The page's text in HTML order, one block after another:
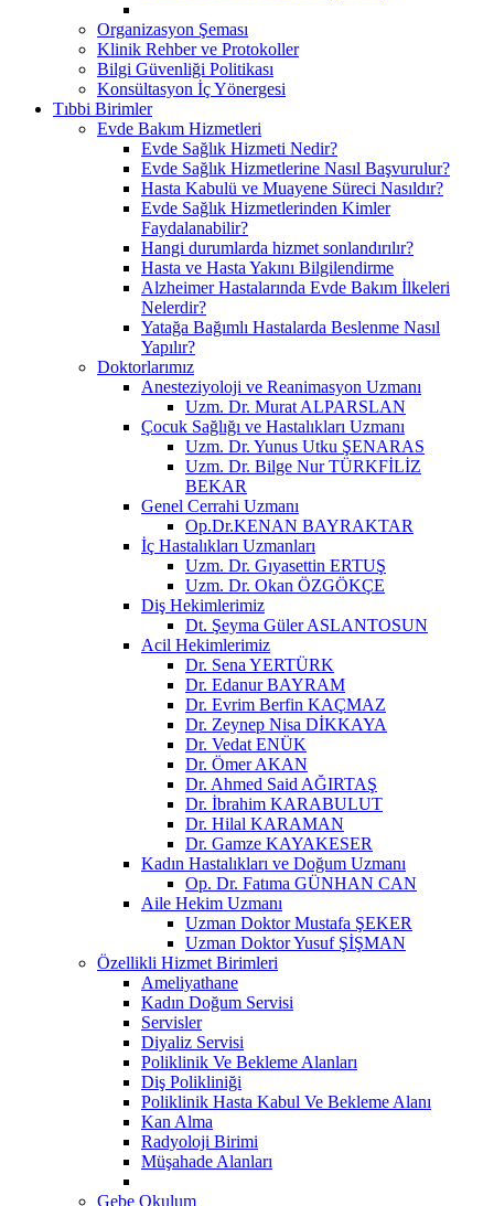
Organizasyon Şeması
Klinik Rehber ve Protokoller
Bilgi Güvenliği Politikası
Konsültasyon İç Yönergesi
Tıbbi Birimler
Evde Bakım Hizmetleri
Evde Sağlık Hizmeti Nedir?
Evde Sağlık Hizmetlerine Nasıl Başvurulur?
Hasta Kabulü ve Muayene Süreci Nasıldır?
Evde Sağlık Hizmetlerinden Kimler
Faydalanabilir?
Hangi durumlarda hizmet sonlandırılır?
Hasta ve Hasta Yakını Bilgilendirme
Alzheimer Hastalarında Evde Bakım İlkeleri
Nelerdir?
Yatağa Bağımlı Hastalarda Beslenme Nasıl
Yapılır?
Doktorlarımız
Anesteziyoloji ve Reanimasyon Uzmanı
Uzm. Dr. Murat ALPARSLAN
Çocuk Sağlığı ve Hastalıkları Uzmanı
Uzm. Dr. Yunus Utku ŞENARAS
Uzm. Dr. Bilge Nur TÜRKFİLİZ
BEKAR
Genel Cerrahi Uzmanı
Op.Dr.KENAN BAYRAKTAR
İç Hastalıkları Uzmanları
Uzm. Dr. Gıyasettin ERTUŞ
Uzm. Dr. Okan ÖZGÖKÇE
Diş Hekimlerimiz
Dt. Şeyma Güler ASLANTOSUN
Acil Hekimlerimiz
Dr. Sena YERTÜRK
Dr. Edanur BAYRAM
Dr. Evrim Berfin KAÇMAZ
Dr. Zeynep Nisa DİKKAYA
Dr. Vedat ENÜK
Dr. Ömer AKAN
Dr. Ahmed Said AĞIRTAŞ
Dr. İbrahim KARABULUT
Dr. Hilal KARAMAN
Dr. Gamze KAYAKESER
Kadın Hastalıkları ve Doğum Uzmanı
Op. Dr. Fatıma GÜNHAN CAN
Aile Hekim Uzmanı
Uzman Doktor Mustafa ŞEKER
Uzman Doktor Yusuf ŞİŞMAN
Özellikli Hizmet Birimleri
Ameliyathane
Kadın Doğum Servisi
Servisler
Diyaliz Servisi
Poliklinik Ve Bekleme Alanları
Diş Polikliniği
Poliklinik Hasta Kabul Ve Bekleme Alanı
Kan Alma
Radyoloji Birimi
Müşahade Alanları
Gebe Okulum